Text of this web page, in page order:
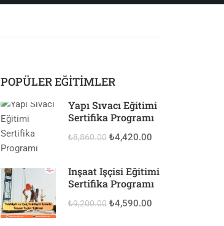
POPÜLER EĞITIMLER
Yapı Sıvacı Eğitimi
Sertifika Programı
₺8,860.00 ₺4,420.00
İnşaat İşçisi Eğitimi
Sertifika Programı
₺9,200.00 ₺4,590.00